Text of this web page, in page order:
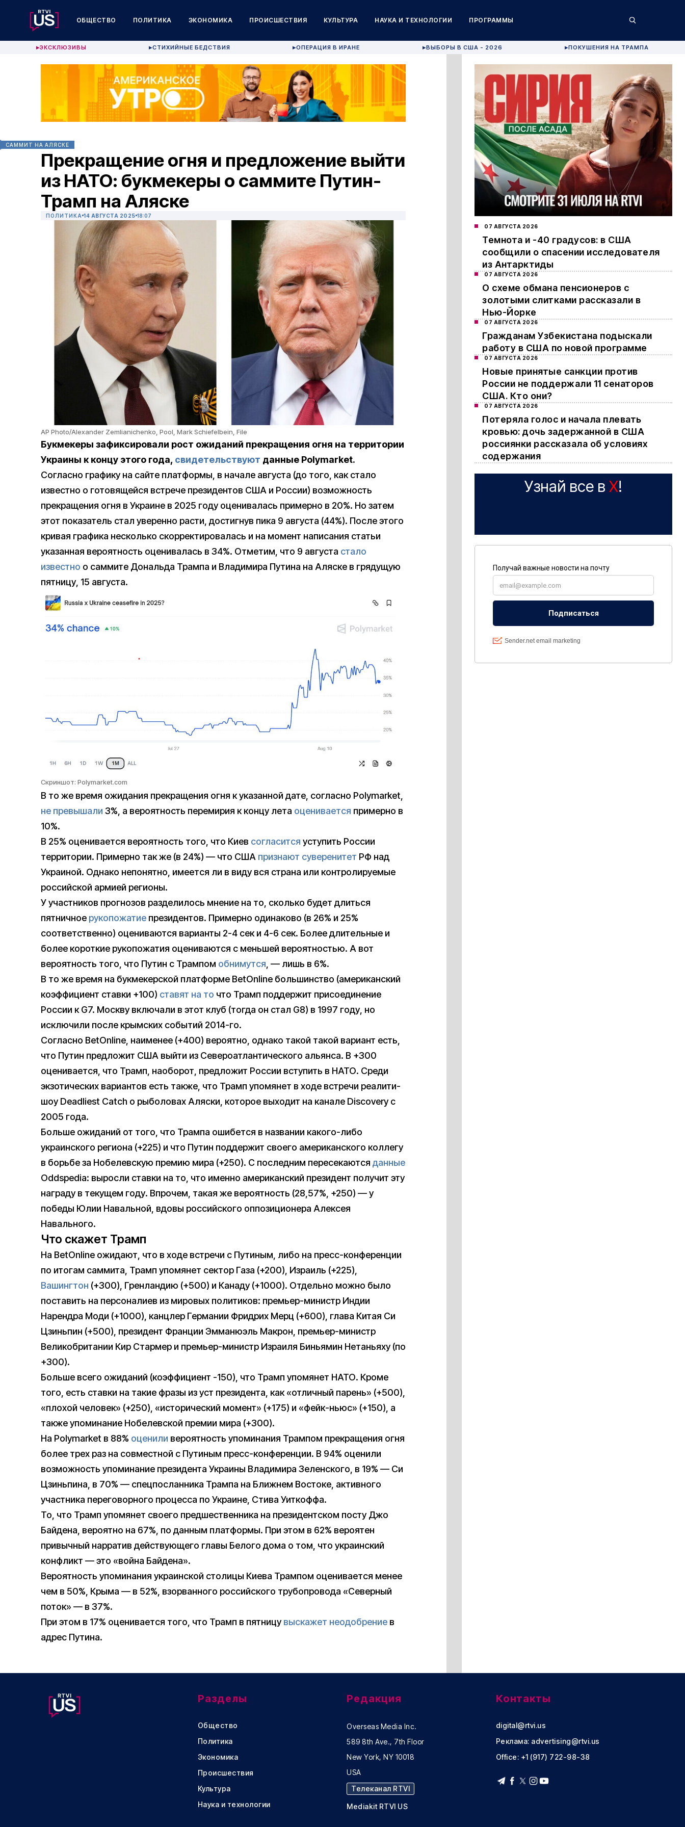
ОБЩЕСТВО ПОЛИТИКА ЭКОНОМИКА ПРОИСШЕСТВИЯ КУЛЬТУРА НАУКА И ТЕХНОЛОГИИ ПРОГРАММЫ
▶ЭКСКЛЮЗИВЫ ▶СТИХИЙНЫЕ БЕДСТВИЯ ▶ОПЕРАЦИЯ В ИРАНЕ ▶ВЫБОРЫ В США - 2026 ▶ПОКУШЕНИЯ НА ТРАМПА
САММИТ НА АЛЯСКЕ
Прекращение огня и предложение выйти
из НАТО: букмекеры о саммите Путин-
Трамп на Аляске
ПОЛИТИКА 14 АВГУСТА 2025 18:07
AP Photo/Alexander Zemlianichenko, Pool, Mark Schiefelbein, File
Букмекеры зафиксировали рост ожиданий прекращения огня на территории
Украины к концу этого года, свидетельствуют данные Polymarket.
Согласно графику на сайте платформы, в начале августа (до того, как стало
известно о готовящейся встрече президентов США и России) возможность
прекращения огня в Украине в 2025 году оценивалась примерно в 20%. Но затем
этот показатель стал уверенно расти, достигнув пика 9 августа (44%). После этого
кривая графика несколько скорректировалась и на момент написания статьи
указанная вероятность оценивалась в 34%. Отметим, что 9 августа стало
известно о саммите Дональда Трампа и Владимира Путина на Аляске в грядущую
пятницу, 15 августа.
Скриншот: Polymarket.com
В то же время ожидания прекращения огня к указанной дате, согласно Polymarket,
не превышали 3%, а вероятность перемирия к концу лета оценивается примерно в
10%.
В 25% оценивается вероятность того, что Киев согласится уступить России
территории. Примерно так же (в 24%) — что США признают суверенитет РФ над
Украиной. Однако непонятно, имеется ли в виду вся страна или контролируемые
российской армией регионы.
У участников прогнозов разделилось мнение на то, сколько будет длиться
пятничное рукопожатие президентов. Примерно одинаково (в 26% и 25%
соответственно) оцениваются варианты 2-4 сек и 4-6 сек. Более длительные и
более короткие рукопожатия оцениваются с меньшей вероятностью. А вот
вероятность того, что Путин с Трампом обнимутся, — лишь в 6%.
В то же время на букмекерской платформе BetOnline большинство (американский
коэффициент ставки +100) ставят на то что Трамп поддержит присоединение
России к G7. Москву включали в этот клуб (тогда он стал G8) в 1997 году, но
исключили после крымских событий 2014-го.
Согласно BetOnline, наименее (+400) вероятно, однако такой такой вариант есть,
что Путин предложит США выйти из Североатлантического альянса. В +300
оценивается, что Трамп, наоборот, предложит России вступить в НАТО. Среди
экзотических вариантов есть также, что Трамп упомянет в ходе встречи реалити-
шоу Deadliest Catch о рыболовах Аляски, которое выходит на канале Discovery с
2005 года.
Больше ожиданий от того, что Трампа ошибется в названии какого-либо
украинского региона (+225) и что Путин поддержит своего американского коллегу
в борьбе за Нобелевскую премию мира (+250). С последним пересекаются данные
Oddspedia: выросли ставки на то, что именно американский президент получит эту
награду в текущем году. Впрочем, такая же вероятность (28,57%, +250) — у
победы Юлии Навальной, вдовы российского оппозиционера Алексея
Навального.
Что скажет Трамп
На BetOnline ожидают, что в ходе встречи с Путиным, либо на пресс-конференции
по итогам саммита, Трамп упомянет сектор Газа (+200), Израиль (+225),
Вашингтон (+300), Гренландию (+500) и Канаду (+1000). Отдельно можно было
поставить на персоналиев из мировых политиков: премьер-министр Индии
Нарендра Моди (+1000), канцлер Германии Фридрих Мерц (+600), глава Китая Си
Цзиньпин (+500), президент Франции Эмманюэль Макрон, премьер-министр
Великобритании Кир Стармер и премьер-министр Израиля Биньямин Нетаньяху (по
+300).
Больше всего ожиданий (коэффициент -150), что Трамп упомянет НАТО. Кроме
того, есть ставки на такие фразы из уст президента, как «отличный парень» (+500),
«плохой человек» (+250), «исторический момент» (+175) и «фейк-ньюс» (+150), а
также упоминание Нобелевской премии мира (+300).
На Polymarket в 88% оценили вероятность упоминания Трампом прекращения огня
более трех раз на совместной с Путиным пресс-конференции. В 94% оценили
возможность упоминание президента Украины Владимира Зеленского, в 19% — Си
Цзиньпина, в 70% — спецпосланника Трампа на Ближнем Востоке, активного
участника переговорного процесса по Украине, Стива Уиткоффа.
То, что Трамп упомянет своего предшественника на президентском посту Джо
Байдена, вероятно на 67%, по данным платформы. При этом в 62% вероятен
привычный нарратив действующего главы Белого дома о том, что украинский
конфликт — это «война Байдена».
Вероятность упоминания украинской столицы Киева Трампом оценивается менее
чем в 50%, Крыма — в 52%, взорванного российского трубопровода «Северный
поток» — в 37%.
При этом в 17% оценивается того, что Трамп в пятницувыскажет неодобрение в
адрес Путина.
07 АВГУСТА 2026
Темнота и -40 градусов: в США
сообщили о спасении исследователя
из Антарктиды
07 АВГУСТА 2026
О схеме обмана пенсионеров с
золотыми слитками рассказали в
Нью-Йорке
07 АВГУСТА 2026
Гражданам Узбекистана подыскали
работу в США по новой программе
07 АВГУСТА 2026
Новые принятые санкции против
России не поддержали 11 сенаторов
США. Кто они?
07 АВГУСТА 2026
Потеряла голос и начала плевать
кровью: дочь задержанной в США
россиянки рассказала об условиях
содержания
Узнай все в X!
Разделы
Общество
Политика
Экономика
Происшествия
Культура
Наука и технологии
Редакция
Overseas Media Inc.
589 8th Ave., 7th Floor
New York, NY 10018
USA
Телеканал RTVI
Mediakit RTVI US
Контакты
digital@rtvi.us
Реклама: advertising@rtvi.us
Office: +1 (917) 722-98-38